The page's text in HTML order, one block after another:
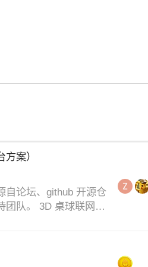
案）
自论坛、github 开源仓
团队。 3D 桌球联网…